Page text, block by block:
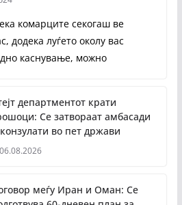
комарците секогаш ве
додека луѓето околу вас
каснување, можно
департментот крати
Се затвораат амбасади
во пет држави
06.08.2026
меѓу Иран и Оман: Се